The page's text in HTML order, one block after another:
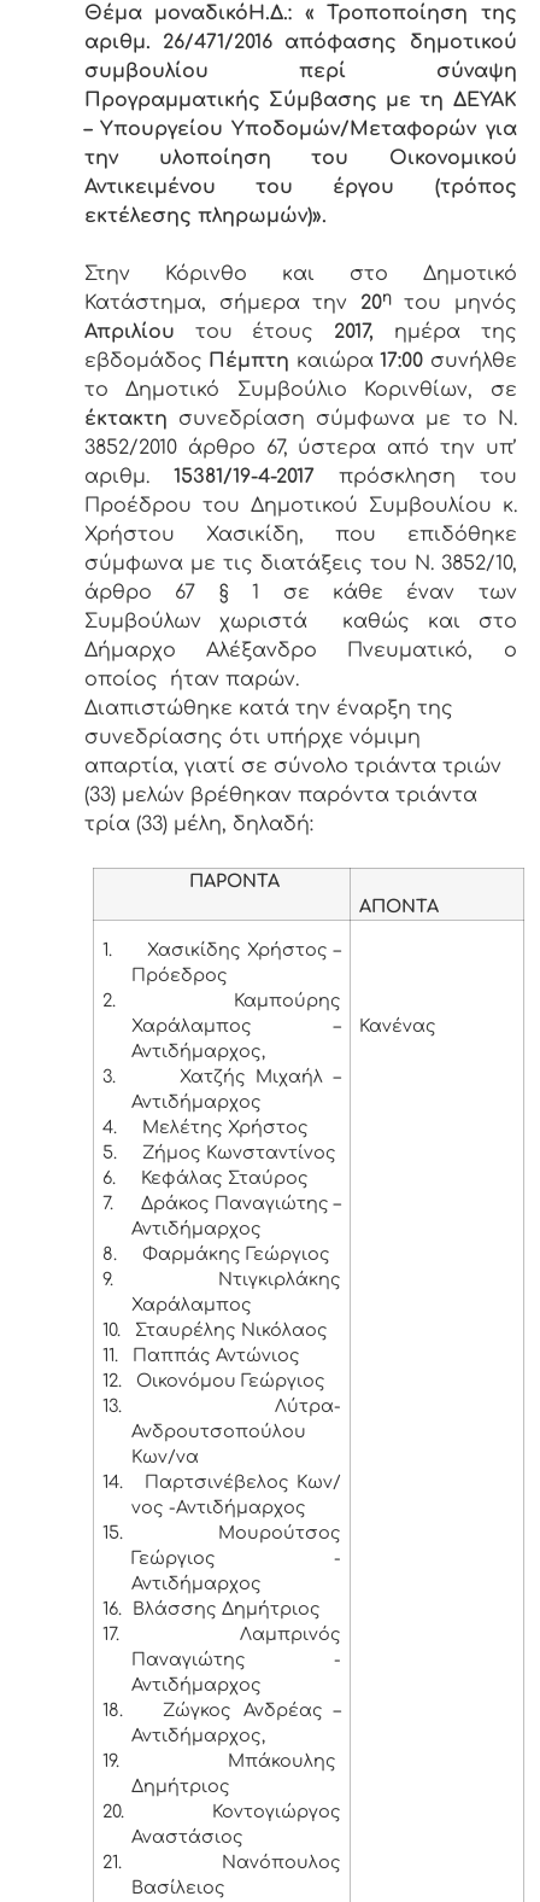
Θέμα μοναδικόΗ.Δ.: « Τροποποίηση της
αριθμ. 26/471/2016 απόφασης δημοτικού
συμβουλίου περί σύναψη
Προγραμματικής Σύμβασης με τη ΔΕΥΑΚ
– Υπουργείου Υποδομών/Μεταφορών για
την υλοποίηση του Οικονομικού
Αντικειμένου του έργου (τρόπος
εκτέλεσης πληρωμών)».
Στην Κόρινθο και στο Δημοτικό
Κατάστημα, σήμερα την 20η
του μηνός
Απριλίου του έτους 2017, ημέρα της
εβδομάδος Πέμπτη καιώρα17:00 συνήλθε
το Δημοτικό Συμβούλιο Κορινθίων, σε
έκτακτη συνεδρίαση σύμφωνα με το Ν.
3852/2010 άρθρο 67, ύστερα από την υπ’
αριθμ. 15381/19-4-2017πρόσκληση του
Προέδρου του Δημοτικού Συμβουλίου κ.
Χρήστου Χασικίδη, που επιδόθηκε
σύμφωνα με τις διατάξεις του Ν. 3852/10,
άρθρο 67 § 1 σε κάθε έναν των
Συμβούλων χωριστά καθώς και στο
Δήμαρχο Αλέξανδρο Πνευματικό, ο
οποίος ήταν παρών.
Διαπιστώθηκε κατά την έναρξη της
συνεδρίασης ότι υπήρχε νόμιμη
απαρτία, γιατί σε σύνολο τριάντα τριών
(33) μελών βρέθηκαν παρόντα τριάντα
τρία (33) μέλη, δηλαδή:
ΠΑΡΟΝΤΑ
ΑΠΟΝΤΑ
1.
Χασικίδης Χρήστος –
Πρόεδρος
2.
Καμπούρης
Χαράλαμπος –
Αντιδήμαρχος,
3.
Χατζής Μιχαήλ –
Αντιδήμαρχος
4.
Μελέτης Χρήστος
5.
Ζήμος Κωνσταντίνος
6.
Κεφάλας Σταύρος
7.
Δράκος Παναγιώτης –
Αντιδήμαρχος
8.
Φαρμάκης Γεώργιος
9.
Ντιγκιρλάκης
Χαράλαμπος
10.
Σταυρέλης Νικόλαος
11.
Παππάς Αντώνιος
12.
Οικονόμου Γεώργιος
13.
Λύτρα-
Ανδρουτσοπούλου
Κων/να
14.
Παρτσινέβελος Κων/
νος -Αντιδήμαρχος
15.
Μουρούτσος
Γεώργιος -
Αντιδήμαρχος
16.
Βλάσσης Δημήτριος
17.
Λαμπρινός
Παναγιώτης -
Αντιδήμαρχος
18.
Ζώγκος Ανδρέας –
Αντιδήμαρχος,
19.
Μπάκουλης
Δημήτριος
20.
Κοντογιώργος
Αναστάσιος
21.
Νανόπουλος
Βασίλειος
Κανένας